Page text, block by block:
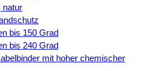
natur
bis 150 Grad
bis 240 Grad
mit hoher chemischer